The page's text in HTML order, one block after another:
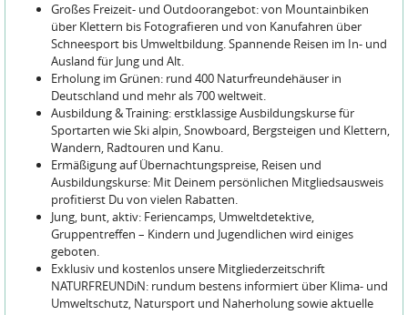
Großes Freizeit- und Outdoorangebot: von Mountainbiken
über Klettern bis Fotografieren und von Kanufahren über
Schneesport bis Umweltbildung. Spannende Reisen im In- und
Ausland für Jung und Alt.
Erholung im Grünen: rund 400 Naturfreundehäuser in
Deutschland und mehr als 700 weltweit.
Ausbildung & Training: erstklassige Ausbildungskurse für
Sportarten wie Ski alpin, Snowboard, Bergsteigen und Klettern,
Wandern, Radtouren und Kanu.
Ermäßigung auf Übernachtungspreise, Reisen und
Ausbildungskurse: Mit Deinem persönlichen Mitgliedsausweis
profitierst Du von vielen Rabatten.
Jung, bunt, aktiv: Feriencamps, Umweltdetektive,
Gruppentreffen – Kindern und Jugendlichen wird einiges
geboten.
Exklusiv und kostenlos unsere Mitgliederzeitschrift
NATURFREUNDiN: rundum bestens informiert über Klima- und
Umweltschutz, Natursport und Naherholung sowie aktuelle